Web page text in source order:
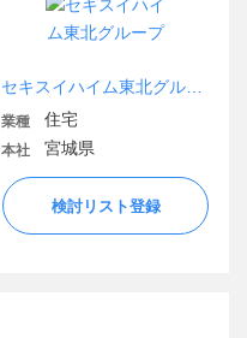
業種 住宅
本社 宮城県
検討リスト登録